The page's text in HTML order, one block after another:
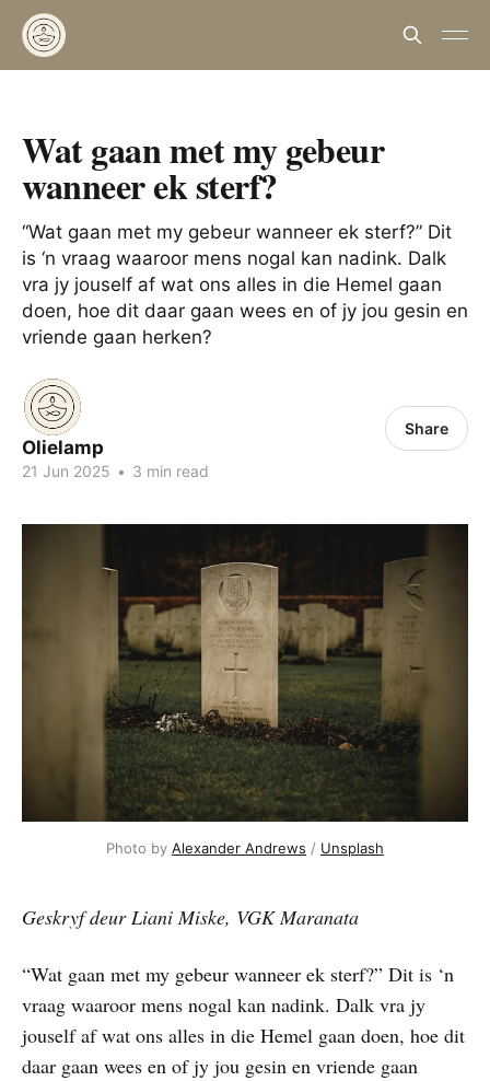
Wat gaan met my gebeur
wanneer ek sterf?
“Wat gaan met my gebeur wanneer ek sterf?” Dit
is ‘n vraag waaroor mens nogal kan nadink. Dalk
vra jy jouself af wat ons alles in die Hemel gaan
doen, hoe dit daar gaan wees en of jy jou gesin en
vriende gaan herken?
Olielamp
21 Jun 2025 • 3 min read
Share
Photo by Alexander Andrews / Unsplash
Geskryf deur Liani Miske, VGK Maranata
“Wat gaan met my gebeur wanneer ek sterf?” Dit is ‘n
vraag waaroor mens nogal kan nadink. Dalk vra jy
jouself af wat ons alles in die Hemel gaan doen, hoe dit
daar gaan wees en of jy jou gesin en vriende gaan